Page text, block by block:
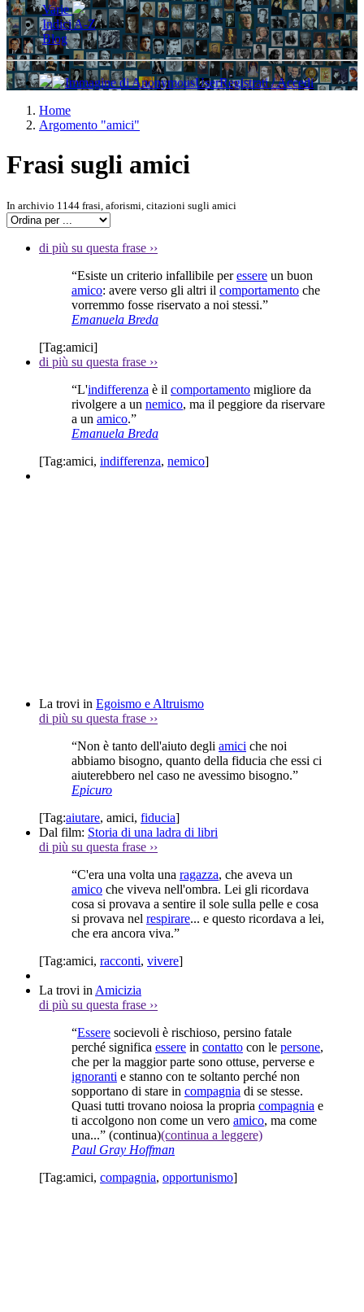
Varie
Indici A-Z
Blog
Registrati / Accedi
Home
Argomento "amici"
Frasi sugli amici
In archivio 1144 frasi, aforismi, citazioni sugli amici
di più su questa frase ››
“Esiste un criterio infallibile peressere un buon
amico: avere verso gli altri il comportamento che
vorremmo fosse riservato a noi stessi.”
Emanuela Breda
[Tag:amici]
di più su questa frase ››
“L'indifferenza è il comportamento migliore da
rivolgere a un nemico, ma il peggiore da riservare
a un amico.”
Emanuela Breda
[Tag:amici, indifferenza, nemico]
La trovi in Egoismo e Altruismo
di più su questa frase ››
“Non è tanto dell'aiuto degli amici che noi
abbiamo bisogno, quanto della fiducia che essi ci
aiuterebbero nel caso ne avessimo bisogno.”
Epicuro
[Tag:aiutare, amici, fiducia]
Dal film: Storia di una ladra di libri
di più su questa frase ››
“C'era una volta una ragazza, che aveva un
amico che viveva nell'ombra. Lei gli ricordava
cosa si provava a sentire il sole sulla pelle e cosa
si provava nel respirare... e questo ricordava a lei,
che era ancora viva.”
[Tag:amici, racconti, vivere]
La trovi in Amicizia
di più su questa frase ››
“Essere socievoli è rischioso, persino fatale
perché significa essere in contatto con le persone,
che per la maggior parte sono ottuse, perverse e
ignoranti e stanno con te soltanto perché non
sopportano di stare in compagnia di se stesse.
Quasi tutti trovano noiosa la propria compagnia e
ti accolgono non come un vero amico, ma come
una...” (continua)(continua a leggere)
Paul Gray Hoffman
[Tag:amici, compagnia, opportunismo]